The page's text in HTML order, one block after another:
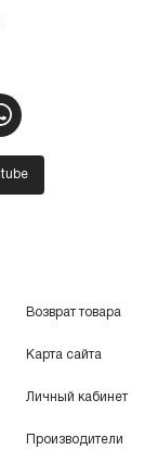
Возврат товара
Карта сайта
Личный кабинет
Производители